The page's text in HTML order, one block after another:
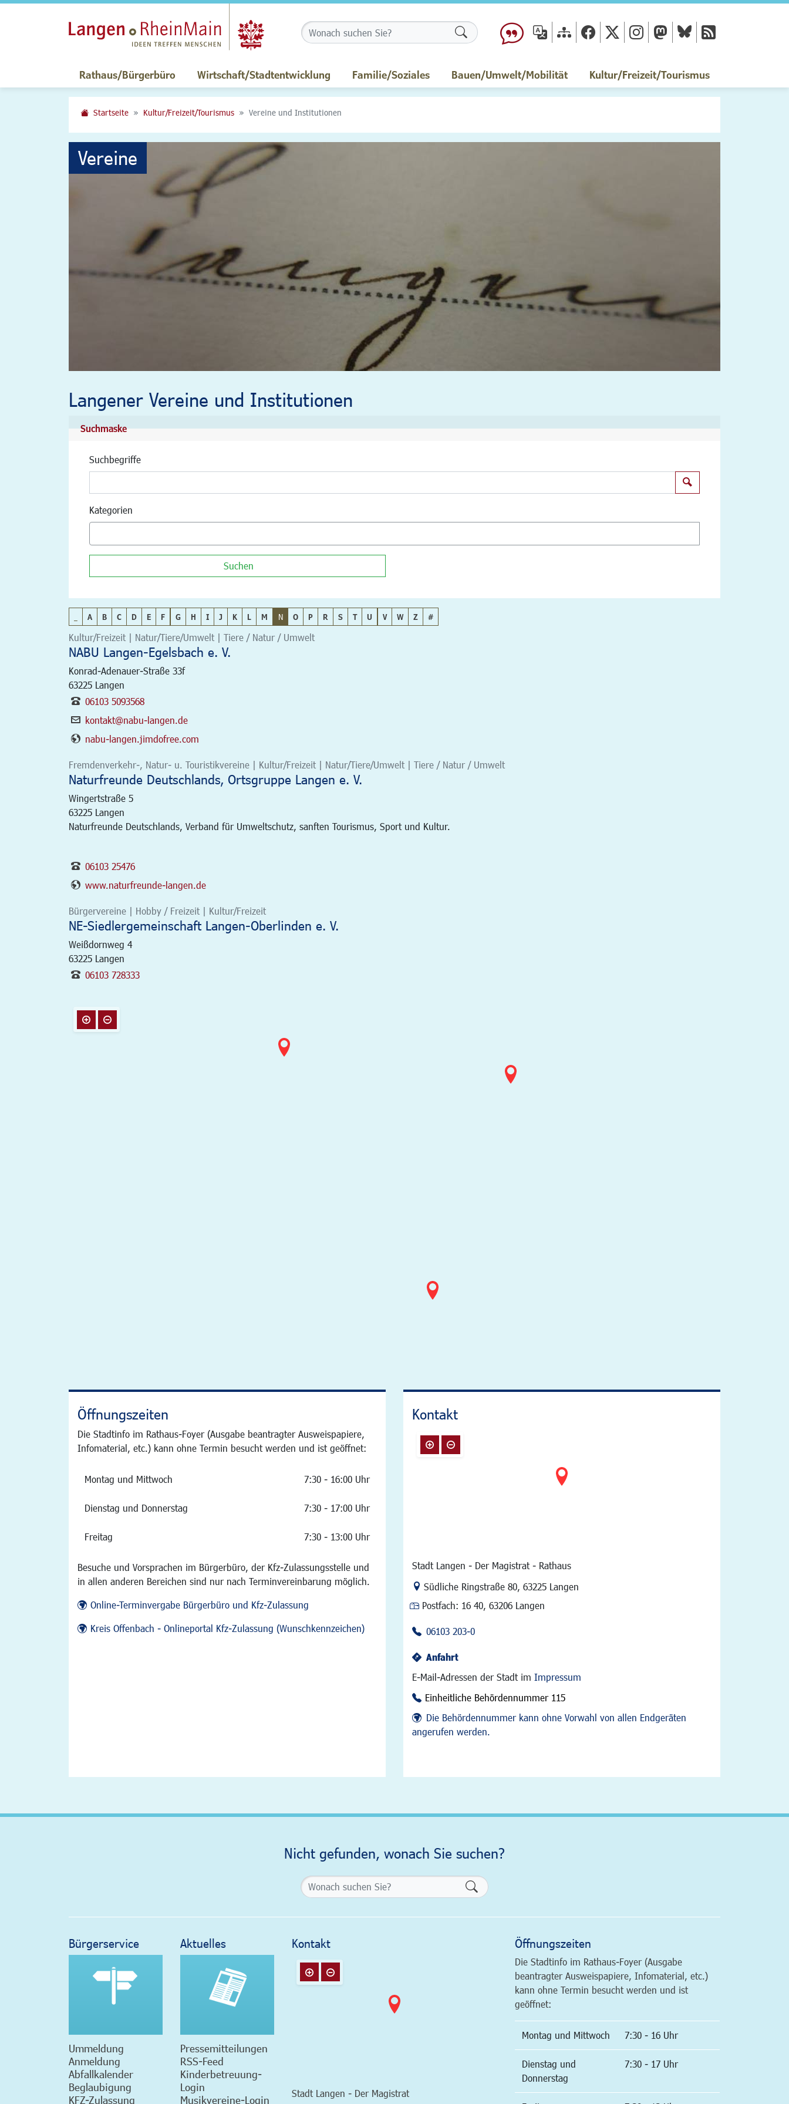
Formularschaltfläche
Rathaus/Bürgerbüro Wirtschaft/Stadtentwicklung Familie/Soziales Bauen/Umwelt/Mobilität Kultur/Freizeit/Tourismus
Startseite Kultur/Freizeit/Tourismus Vereine und Institutionen
Vereine
Langener Vereine und Institutionen
Suchmaske
Suchbegriffe
Kategorien
Suchen
A B C D E F G H I J K L M N O P R S T U V W Z #
Kultur/Freizeit | Natur/Tiere/Umwelt | Tiere / Natur / Umwelt
NABU Langen-Egelsbach e. V.
Konrad-Adenauer-Straße 33f
63225 Langen
06103 5093568
kontakt@nabu-langen.de
nabu-langen.jimdofree.com
Fremdenverkehr-, Natur- u. Touristikvereine | Kultur/Freizeit | Natur/Tiere/Umwelt | Tiere / Natur / Umwelt
Naturfreunde Deutschlands, Ortsgruppe Langen e. V.
Wingertstraße 5
63225 Langen
Naturfreunde Deutschlands, Verband für Umweltschutz, sanften Tourismus, Sport und Kultur.
06103 25476
www.naturfreunde-langen.de
Bürgervereine | Hobby / Freizeit | Kultur/Freizeit
NE-Siedlergemeinschaft Langen-Oberlinden e. V.
Weißdornweg 4
63225 Langen
06103 728333
Öffnungszeiten
Die Stadtinfo im Rathaus-Foyer (Ausgabe beantragter Ausweispapiere,
Infomaterial, etc.) kann ohne Termin besucht werden und ist geöffnet:
Montag und Mittwoch 7:30 - 16:00 Uhr
Dienstag und Donnerstag 7:30 - 17:00 Uhr
Freitag 7:30 - 13:00 Uhr
Besuche und Vorsprachen im Bürgerbüro, der Kfz-Zulassungsstelle und
in allen anderen Bereichen sind nur nach Terminvereinbarung möglich.
Online-Terminvergabe Bürgerbüro und Kfz-Zulassung
Kreis Offenbach - Onlineportal Kfz-Zulassung (Wunschkennzeichen)
Kontakt
Stadt Langen - Der Magistrat - Rathaus
Link zur Google-Maps Navigation
Südliche Ringstraße 80, 63225 Langen
Postfach: 16 40, 63206 Langen
06103 203-0
Anfahrt
E-Mail-Adressen der Stadt im Impressum
Einheitliche Behördennummer 115
Die Behördennummer kann ohne Vorwahl von allen Endgeräten
angerufen werden.
Nicht gefunden, wonach Sie suchen?
Formularschaltfläche
Bürgerservice
Ummeldung
Anmeldung
Abfallkalender
Beglaubigung
KFZ-Zulassung
Aktuelles
Pressemitteilungen
RSS-Feed
Kinderbetreuung-
Login
Musikvereine-Login
Kontakt
Stadt Langen - Der Magistrat
Öffnungszeiten
Die Stadtinfo im Rathaus-Foyer (Ausgabe
beantragter Ausweispapiere, Infomaterial, etc.)
kann ohne Termin besucht werden und ist
geöffnet:
Montag und Mittwoch 7:30 - 16 Uhr
Dienstag und
Donnerstag
7:30 - 17 Uhr